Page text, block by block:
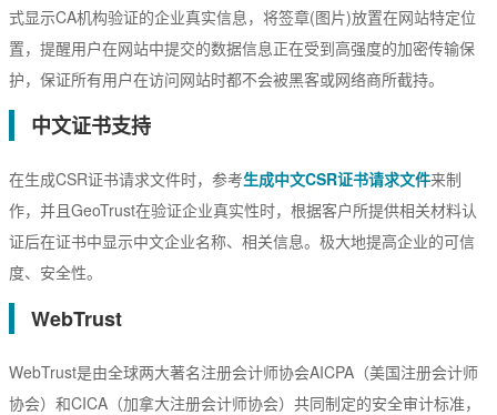
式显示CA机构验证的企业真实信息，将签章(图片)放置在网站特定位
置，提醒用户在网站中提交的数据信息正在受到高强度的加密传输保
护，保证所有用户在访问网站时都不会被黑客或网络商所截持。
中文证书支持
在生成CSR证书请求文件时，参考生成中文CSR证书请求文件来制
作，并且GeoTrust在验证企业真实性时，根据客户所提供相关材料认
证后在证书中显示中文企业名称、相关信息。极大地提高企业的可信
度、安全性。
WebTrust
WebTrust是由全球两大著名注册会计师协会AICPA（美国注册会计师
协会）和CICA（加拿大注册会计师协会）共同制定的安全审计标准，